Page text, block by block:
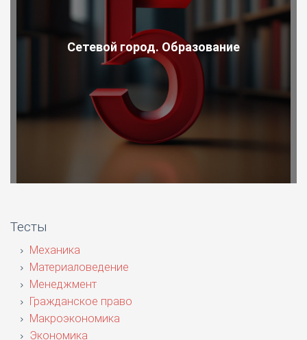
Сетевой город. Образование
Тесты
Механика
Материаловедение
Менеджмент
Гражданское право
Макроэкономика
Экономика